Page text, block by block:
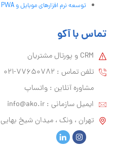
توسعه نرم افزارهای موبایل و PWA
تماس با آکو
CRM و پورتال مشتریان
تلفن تماس :‌ 77650782-021
مشاوره آنلاین : واتساپ
ایمیل سازمانی :‌ info@ako.ir
تهران ، ونک ، میدان شیخ بهایی